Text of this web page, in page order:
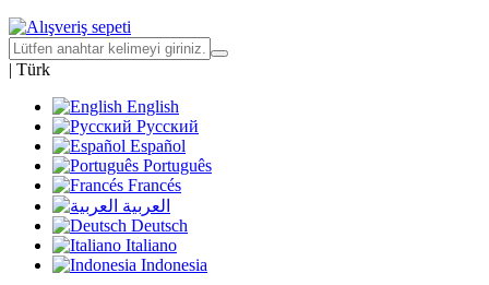
| Türk
English
Русский
Español
Português
Francés
العربية
Deutsch
Italiano
Indonesia